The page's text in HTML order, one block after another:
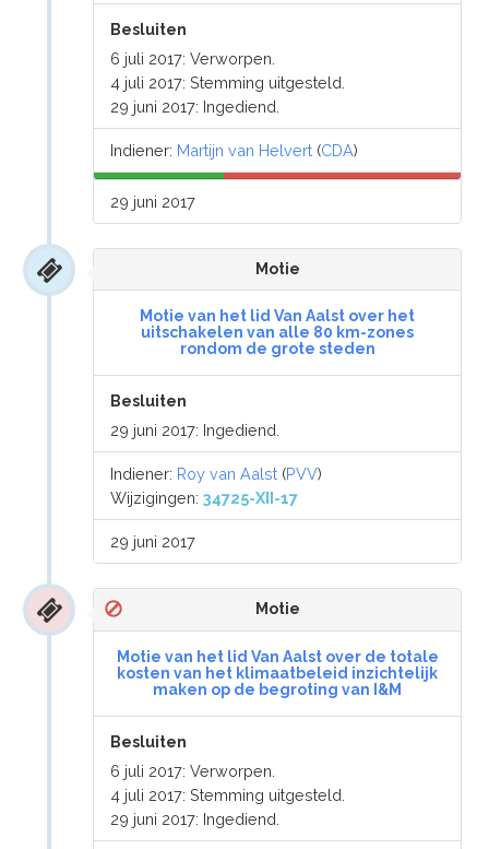
Besluiten
6 juli 2017: Verworpen.
4 juli 2017: Stemming uitgesteld.
29 juni 2017: Ingediend.
Indiener: Martijn van Helvert (CDA)
29 juni 2017
Motie
Motie van het lid Van Aalst over het
uitschakelen van alle 80 km-zones
rondom de grote steden
Besluiten
29 juni 2017: Ingediend.
Indiener: Roy van Aalst (PVV)
Wijzigingen:34725-XII-17
29 juni 2017
Motie
Motie van het lid Van Aalst over de totale
kosten van het klimaatbeleid inzichtelijk
maken op de begroting van I&M
Besluiten
6 juli 2017: Verworpen.
4 juli 2017: Stemming uitgesteld.
29 juni 2017: Ingediend.